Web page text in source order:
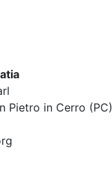
Pietro in Cerro (PC)